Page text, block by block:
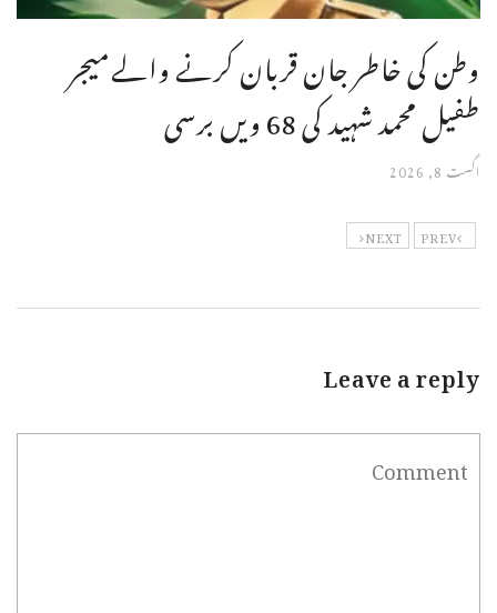
وطن کی خاطر جان قربان کرنے والےمیجر
طفیل محمد شہید کی 68 ویں برسی
اگست 8, 2026
PREV
NEXT
Leave a reply